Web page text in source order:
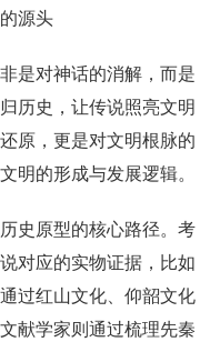
源头
是对神话的消解，而是
历史，让传说照亮文明
原，更是对文明根脉的
明的形成与发展逻辑。
史原型的核心路径。考
对应的实物证据，比如
过红山文化、仰韶文化
献学家则通过梳理先秦